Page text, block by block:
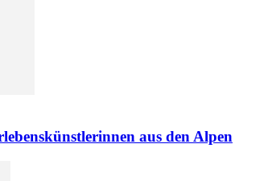
aus den Alpen